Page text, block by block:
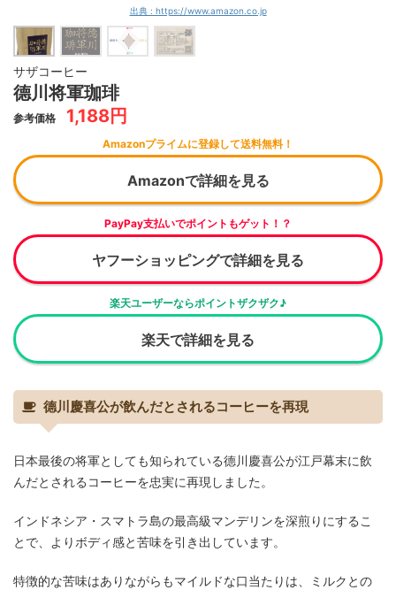
出典 : https://www.amazon.co.jp
サザコーヒー
德川将軍珈琲
参考価格 1,188円
Amazonプライムに登録して送料無料！
Amazonで詳細を見る
PayPay支払いでポイントもゲット！？
ヤフーショッピングで詳細を見る
楽天ユーザーならポイントザクザク♪
楽天で詳細を見る
德川慶喜公が飲んだとされるコーヒーを再現
日本最後の将軍としても知られている德川慶喜公が江戸幕末に飲
んだとされるコーヒーを忠実に再現しました。
インドネシア・スマトラ島の最高級マンデリンを深煎りにするこ
とで、よりボディ感と苦味を引き出しています。
特徴的な苦味はありながらもマイルドな口当たりは、ミルクとの